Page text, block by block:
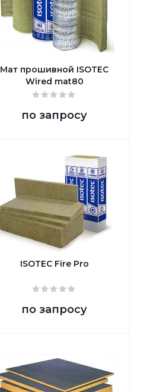
Мат прошивной ISOTEC
Wired mat80
по запросу
ISOTEC Fire Pro
по запросу